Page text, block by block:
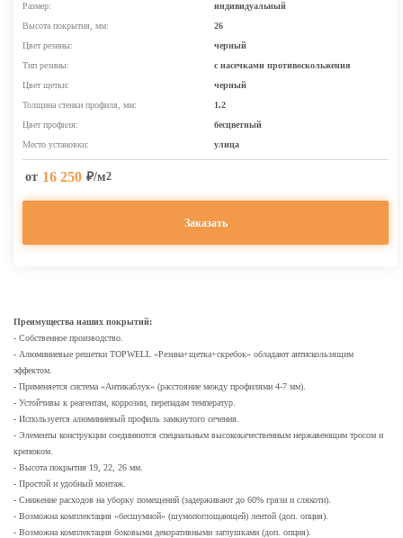
Размер:
индивидуальный
Высота покрытия, мм:
26
Цвет резины:
черный
Тип резины:
с насечками противоскольжения
Цвет щетки:
черный
Толщина стенки профиля, мм:
1,2
Цвет профиля:
бесцветный
Место установки:
улица
от 16 250 ₽/м2
Заказать
Преимущества наших покрытий:
- Собственное производство.
- Алюминиевые решетки TOPWELL «Резина+щетка+скребок» обладают антискользящим
эффектом.
- Применяется система «Антикаблук» (расстояние между профилями 4-7 мм).
- Устойчивы к реагентам, коррозии, перепадам температур.
- Используется алюминиевый профиль замкнутого сечения.
- Элементы конструкции соединяются специальным высококачественным нержавеющим тросом и
крепежом.
- Высота покрытия 19, 22, 26 мм.
- Простой и удобный монтаж.
- Снижение расходов на уборку помещений (задерживают до 60% грязи и слякоти).
- Возможна комплектация «бесшумной» (шумопоглощающей) лентой (доп. опция).
- Возможна комплектация боковыми декоративными заглушками (доп. опция).